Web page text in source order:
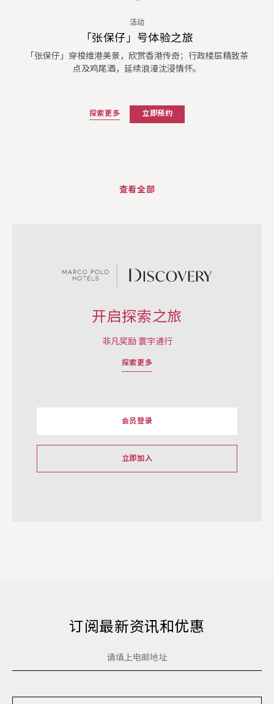
活动
「张保仔」号体验之旅
「张保仔」穿梭维港美景，欣赏香港传奇；行政楼层精致茶
点及鸡尾酒，延续浪漫沈浸情怀。
探索更多 立即预约
查看全部
开启探索之旅
非凡奖励 寰宇通行
探索更多
会员登录
立即加入
订阅最新资讯和优惠